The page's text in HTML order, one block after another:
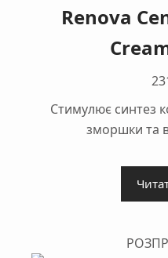
Renova
Стимулює синтез
зморшки та